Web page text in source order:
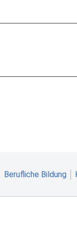
Berufliche Bildung